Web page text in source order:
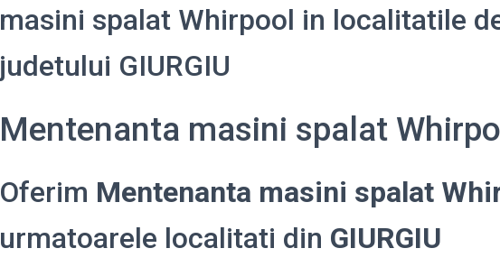
masini spalat Whirpool in localitatile
judetului GIURGIU
Mentenanta masini spalat
Oferim Mentenanta masini spalat
urmatoarele localitati din GIURGIU